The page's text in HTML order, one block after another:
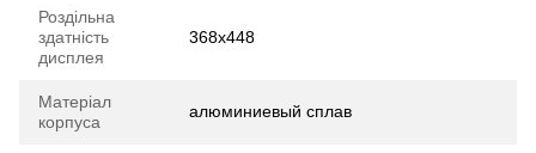
Роздільна
здатність
дисплея
368х448
Матеріал
корпуса
алюминиевый сплав